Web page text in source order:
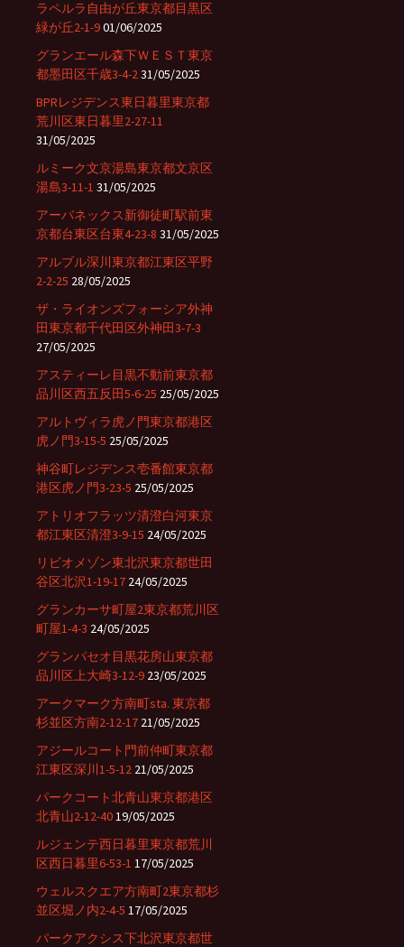
ラペルラ自由が丘東京都目黒区
緑が丘2-1-901/06/2025
グランエール森下ＷＥＳＴ東京
都墨田区千歳3-4-231/05/2025
BPRレジデンス東日暮里東京都
荒川区東日暮里2-27-11
31/05/2025
ルミーク文京湯島東京都文京区
湯島3-11-1 31/05/2025
アーバネックス新御徒町駅前東
京都台東区台東4-23-8 31/05/2025
アルブル深川東京都江東区平野
2-2-25 28/05/2025
ザ・ライオンズフォーシア外神
田東京都千代田区外神田3-7-3
27/05/2025
アスティーレ目黒不動前東京都
品川区西五反田5-6-25 25/05/2025
アルトヴィラ虎ノ門東京都港区
虎ノ門3-15-5 25/05/2025
神谷町レジデンス壱番館東京都
港区虎ノ門3-23-5 25/05/2025
アトリオフラッツ清澄白河東京
都江東区清澄3-9-15 24/05/2025
リビオメゾン東北沢東京都世田
谷区北沢1-19-17 24/05/2025
グランカーサ町屋2東京都荒川区
町屋1-4-3 24/05/2025
グランパセオ目黒花房山東京都
品川区上大崎3-12-9 23/05/2025
アークマーク方南町sta. 東京都
杉並区方南2-12-17 21/05/2025
アジールコート門前仲町東京都
江東区深川1-5-12 21/05/2025
パークコート北青山東京都港区
北青山2-12-4019/05/2025
ルジェンテ西日暮里東京都荒川
区西日暮里6-53-1 17/05/2025
ウェルスクエア方南町2東京都杉
並区堀ノ内2-4-5 17/05/2025
パークアクシス下北沢東京都世